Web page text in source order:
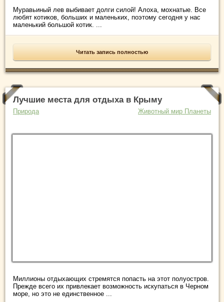
Муравьиный лев выбивает долги силой! Алоха, мохнатые. Все
любят котиков, больших и маленьких, поэтому сегодня у нас
маленький большой котик. ...
Читать запись полностью
Лучшие места для отдыха в Крыму
Природа Животный мир Планеты
Миллионы отдыхающих стремятся попасть на этот полуостров.
Прежде всего их привлекает возможность искупаться в Черном
море, но это не единственное ...